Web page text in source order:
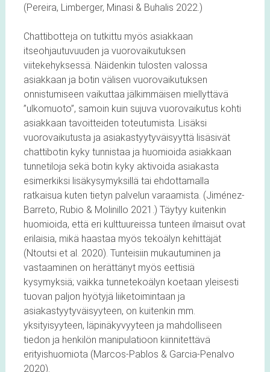
(Pereira, Limberger, Minasi & Buhalis 2022.)
Chattibotteja on tutkittu myös asiakkaan
itseohjautuvuuden ja vuorovaikutuksen
viitekehyksessä. Näidenkin tulosten valossa
asiakkaan ja botin välisen vuorovaikutuksen
onnistumiseen vaikuttaa jälkimmäisen miellyttävä
”ulkomuoto”, samoin kuin sujuva vuorovaikutus kohti
asiakkaan tavoitteiden toteutumista. Lisäksi
vuorovaikutusta ja asiakastyytyväisyyttä lisäsivät
chattibotin kyky tunnistaa ja huomioida asiakkaan
tunnetiloja sekä botin kyky aktivoida asiakasta
esimerkiksi lisäkysymyksillä tai ehdottamalla
ratkaisua kuten tietyn palvelun varaamista. (Jiménez-
Barreto, Rubio & Molinillo 2021.) Täytyy kuitenkin
huomioida, että eri kulttuureissa tunteen ilmaisut ovat
erilaisia, mikä haastaa myös tekoälyn kehittäjät
(Ntoutsi et al. 2020). Tunteisiin mukautuminen ja
vastaaminen on herättänyt myös eettisiä
kysymyksiä; vaikka tunnetekoälyn koetaan yleisesti
tuovan paljon hyötyjä liiketoimintaan ja
asiakastyytyväisyyteen, on kuitenkin mm.
yksityisyyteen, läpinäkyvyyteen ja mahdolliseen
tiedon ja henkilön manipulatioon kiinnitettävä
erityishuomiota (Marcos-Pablos & Garcia-Penalvo
2020).